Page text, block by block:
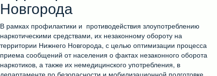
Новгорода
В рамках профилактики и противодействия злоупотреблению
наркотическими средствами, их незаконному обороту на
территории Нижнего Новгорода, с целью оптимизации процесса
приема сообщений от населения о фактах незаконного оборота
наркотиков, а также их немедицинского употребления, в
департаменте по безопасности и мобилизационной подготовке…